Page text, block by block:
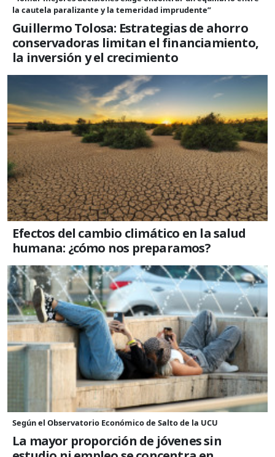
la cautela paralizante y la temeridad imprudente”
Guillermo Tolosa: Estrategias de ahorro
conservadoras limitan el financiamiento,
la inversión y el crecimiento
Efectos del cambio climático en la salud
humana: ¿cómo nos preparamos?
Según el Observatorio Económico de Salto de la UCU
La mayor proporción de jóvenes sin